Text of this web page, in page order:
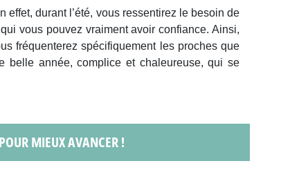
durant l’été, vous ressentirez le besoin de
vous pouvez vraiment avoir confiance. Ainsi,
fréquenterez spécifiquement les proches que
belle année, complice et chaleureuse, qui se
MIEUX AVANCER !